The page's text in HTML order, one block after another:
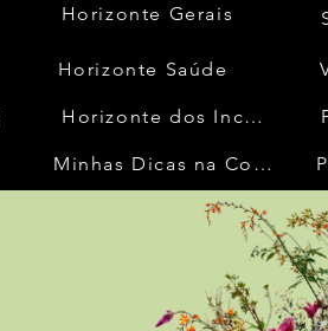
Horizonte Gerais
Horizonte Saúde
Horizonte dos Inconfidentes
Minhas Dicas na Cozinha